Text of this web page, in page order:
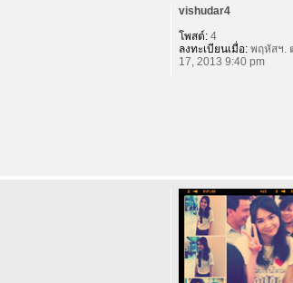
vishudar4
โพสต์:4
ลงทะเบียนเมื่อ:พฤหัสฯ.
17, 2013 9:40 pm